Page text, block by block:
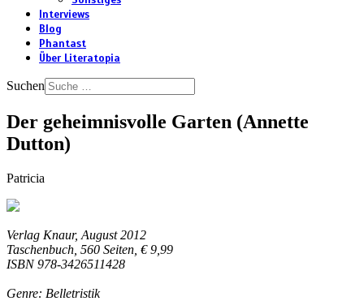
Interviews
Blog
Phantast
Über Literatopia
Suchen
Der geheimnisvolle Garten (Annette
Dutton)
Patricia
Verlag Knaur, August 2012
Taschenbuch, 560 Seiten, € 9,99
ISBN 978-3426511428
Genre: Belletristik